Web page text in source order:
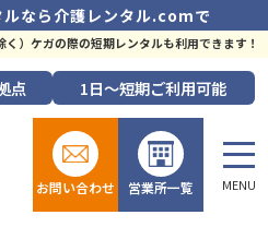
なら 介護レンタル.comで
）ケガの際の短期レンタルも利用できます！
点 1日～短期ご利用可能
お問い合わせ 営業所一覧